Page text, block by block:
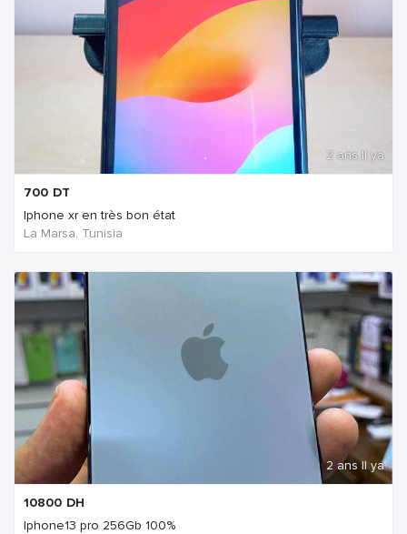
2 ans Il ya
700 DT
Iphone xr en très bon état
La Marsa, Tunisia
2 ans Il ya
10800 DH
Iphone13 pro 256Gb 100%